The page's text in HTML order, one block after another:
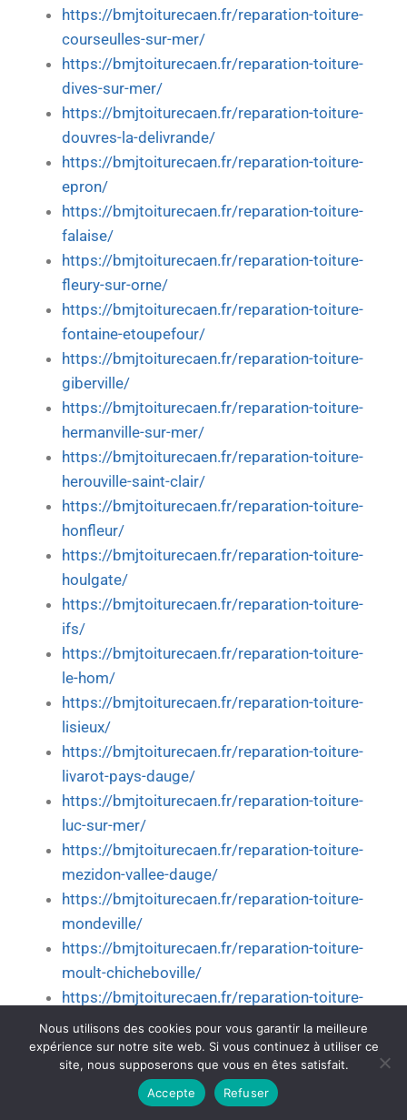
https://bmjtoiturecaen.fr/reparation-toiture-
courseulles-sur-mer/
https://bmjtoiturecaen.fr/reparation-toiture-
dives-sur-mer/
https://bmjtoiturecaen.fr/reparation-toiture-
douvres-la-delivrande/
https://bmjtoiturecaen.fr/reparation-toiture-
epron/
https://bmjtoiturecaen.fr/reparation-toiture-
falaise/
https://bmjtoiturecaen.fr/reparation-toiture-
fleury-sur-orne/
https://bmjtoiturecaen.fr/reparation-toiture-
fontaine-etoupefour/
https://bmjtoiturecaen.fr/reparation-toiture-
giberville/
https://bmjtoiturecaen.fr/reparation-toiture-
hermanville-sur-mer/
https://bmjtoiturecaen.fr/reparation-toiture-
herouville-saint-clair/
https://bmjtoiturecaen.fr/reparation-toiture-
honfleur/
https://bmjtoiturecaen.fr/reparation-toiture-
houlgate/
https://bmjtoiturecaen.fr/reparation-toiture-
ifs/
https://bmjtoiturecaen.fr/reparation-toiture-
le-hom/
https://bmjtoiturecaen.fr/reparation-toiture-
lisieux/
https://bmjtoiturecaen.fr/reparation-toiture-
livarot-pays-dauge/
https://bmjtoiturecaen.fr/reparation-toiture-
luc-sur-mer/
https://bmjtoiturecaen.fr/reparation-toiture-
mezidon-vallee-dauge/
https://bmjtoiturecaen.fr/reparation-toiture-
mondeville/
https://bmjtoiturecaen.fr/reparation-toiture-
moult-chicheboville/
https://bmjtoiturecaen.fr/reparation-toiture-
ouistreham/
https://bmjtoiturecaen.fr/reparation-toiture-
pont-leveque/
https://bmjtoiturecaen.fr/reparation-toiture-
Nous utilisons des cookies pour vous garantir la meilleure
expérience sur notre site web. Si vous continuez à utiliser ce
site, nous supposerons que vous en êtes satisfait.
Accepte
Refuser